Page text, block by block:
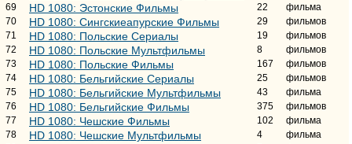
69
HD 1080: Эстонские Фильмы 22
фильма
70
HD 1080: Сингскиеапурские Фильмы 29
фильмов
71
HD 1080: Польские Сериалы 19
фильмов
72
HD 1080: Польские Мультфильмы 8
фильмов
73
HD 1080: Польские Фильмы 167
фильмов
74
HD 1080: Бельгийские Сериалы 25
фильмов
75
HD 1080: Бельгийские Мультфильмы 43
фильма
76
HD 1080: Бельгийские Фильмы 375
фильмов
77
HD 1080: Чешские Фильмы 102
фильма
78
HD 1080: Чешские Мультфильмы 4
фильма